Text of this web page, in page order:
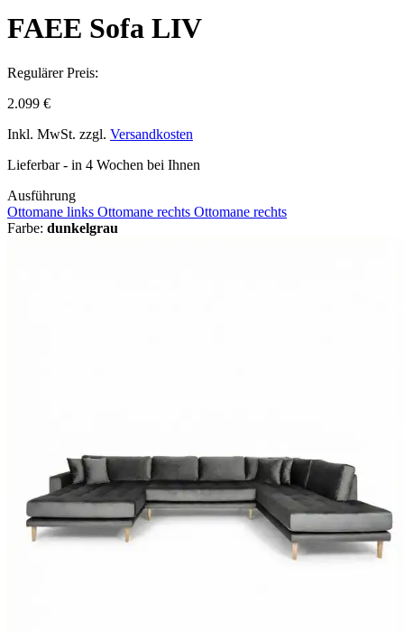
FAEE Sofa LIV
Regulärer Preis:
2.099 €
Inkl. MwSt. zzgl. Versandkosten
Lieferbar - in 4 Wochen bei Ihnen
Ausführung
Ottomane links Ottomane rechts Ottomane rechts
Farbe: dunkelgrau